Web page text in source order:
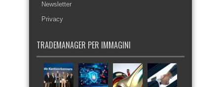
Newsletter
Privacy
TRADEMANAGER PER IMMAGINI